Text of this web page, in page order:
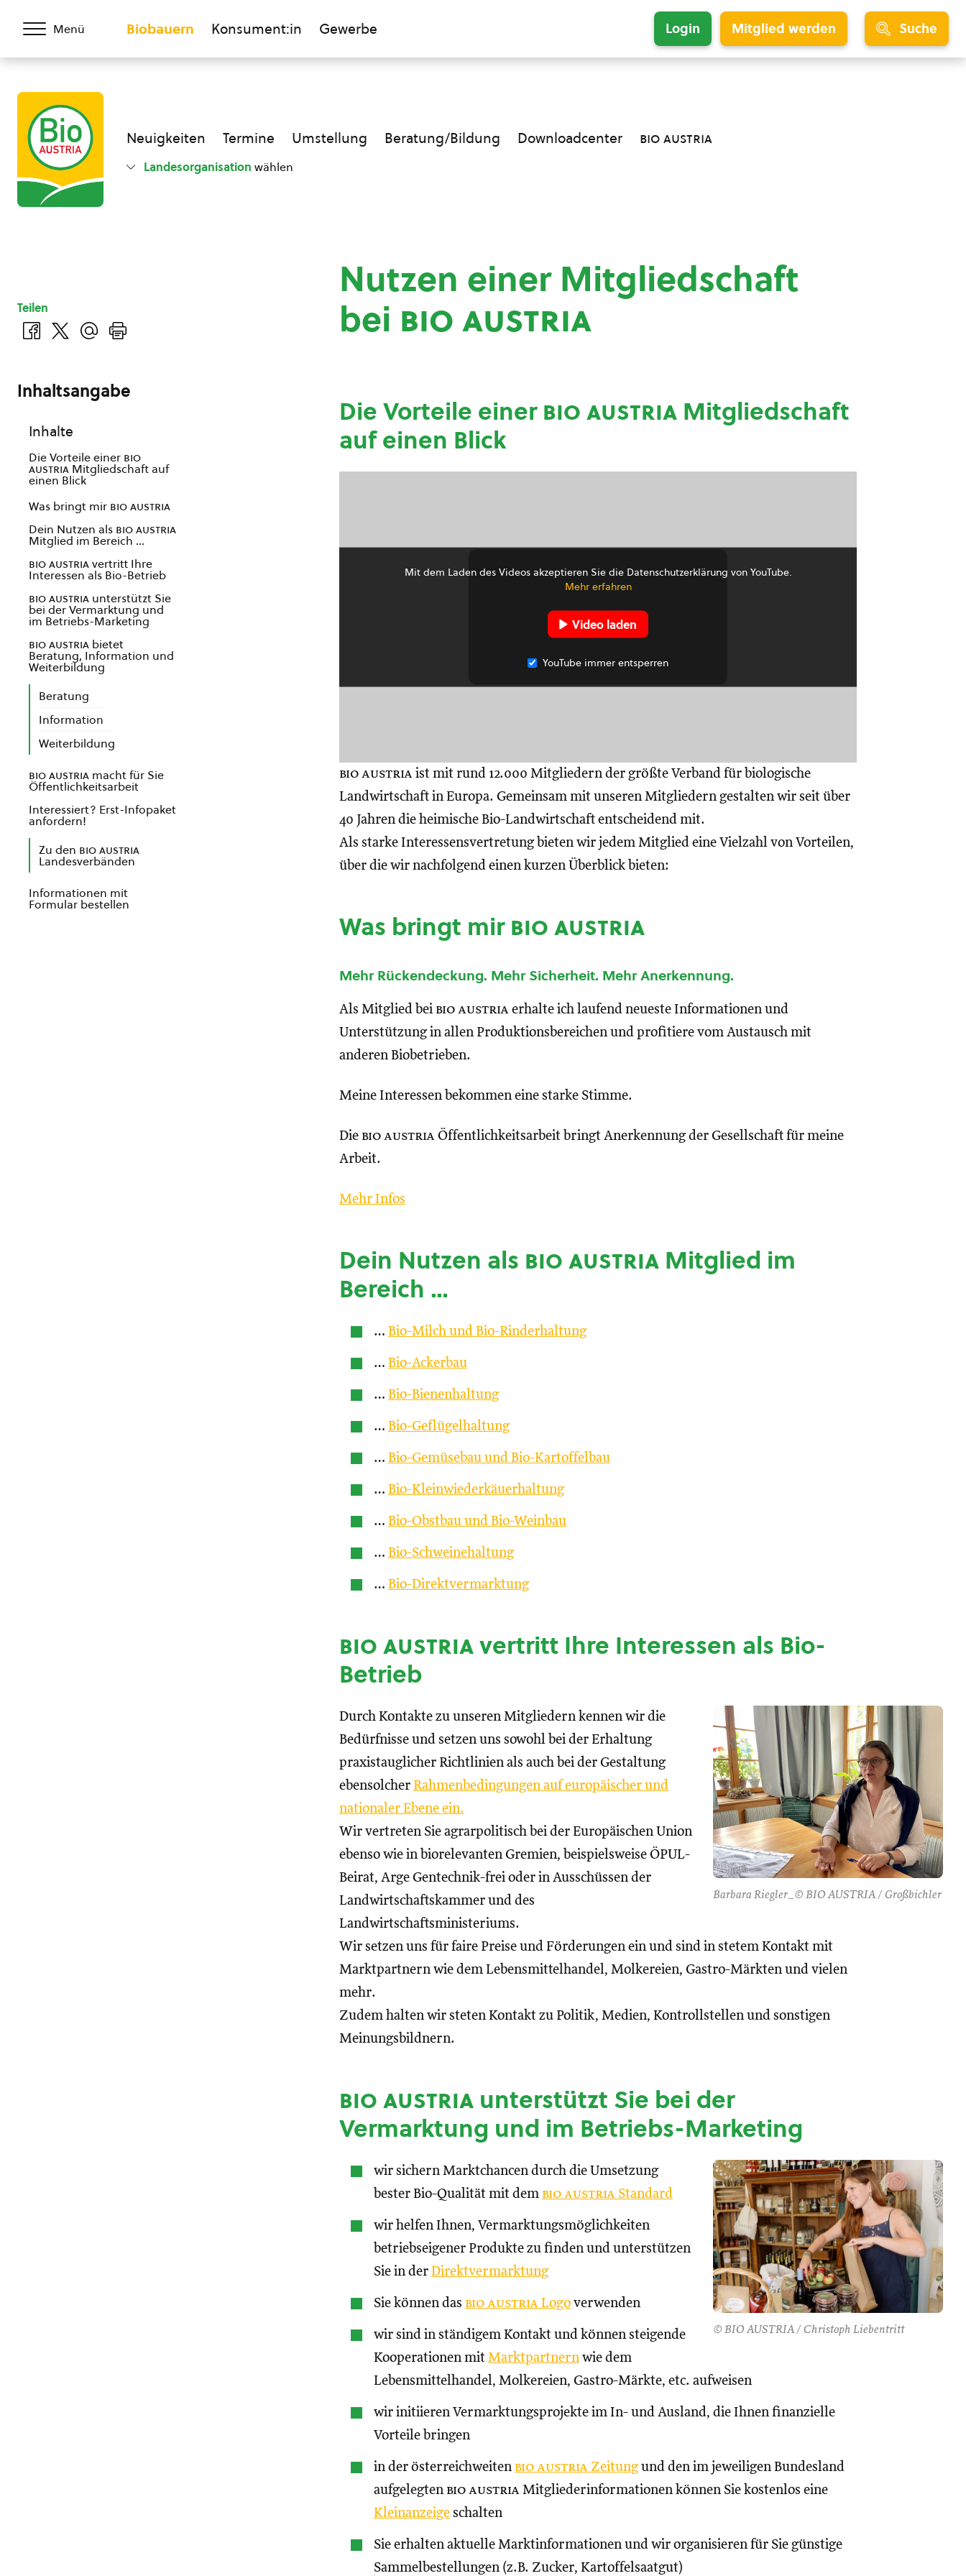
Menü Biobauern Konsument:in Gewerbe Login Mitglied werden Suche
Neuigkeiten Termine Umstellung Beratung/Bildung Downloadcenter bio austria
Landesorganisation wählen
Nutzen einer Mitgliedschaft
bei bio austria
Die Vorteile einerbio austria Mitgliedschaft
auf einen Blick
Mit dem Laden des Videos akzeptieren Sie die Datenschutzerklärung von YouTube.
Mehr erfahren
Video laden
YouTube immer entsperren
bio austria ist mit rund 12.000 Mitgliedern der größte Verband für biologische
Landwirtschaft in Europa. Gemeinsam mit unseren Mitgliedern gestalten wir seit über
40 Jahren die heimische Bio-Landwirtschaft entscheidend mit.
Als starke Interessensvertretung bieten wir jedem Mitglied eine Vielzahl von Vorteilen,
über die wir nachfolgend einen kurzen Überblick bieten:
Was bringt mirbio austria
Mehr Rückendeckung. Mehr Sicherheit. Mehr Anerkennung.
Als Mitglied bei bio austria erhalte ich laufend neueste Informationen und
Unterstützung in allen Produktionsbereichen und profitiere vom Austausch mit
anderen Biobetrieben.
Meine Interessen bekommen eine starke Stimme.
Die bio austria Öffentlichkeitsarbeit bringt Anerkennung der Gesellschaft für meine
Arbeit.
Mehr Infos
Dein Nutzen als bio austria Mitglied im
Bereich …
… Bio-Milch und Bio-Rinderhaltung
… Bio-Ackerbau
… Bio-Bienenhaltung
… Bio-Geflügelhaltung
… Bio-Gemüsebau und Bio-Kartoffelbau
… Bio-Kleinwiederkäuerhaltung
… Bio-Obstbau und Bio-Weinbau
… Bio-Schweinehaltung
… Bio-Direktvermarktung
bio austriavertritt Ihre Interessen als Bio-
Betrieb
Barbara Riegler_© BIO AUSTRIA / Großbichler
Durch Kontakte zu unseren Mitgliedern kennen wir die
Bedürfnisse und setzen uns sowohl bei der Erhaltung
praxistauglicher Richtlinien als auch bei der Gestaltung
ebensolcher Rahmenbedingungen auf europäischer und
nationaler Ebene ein.
Wir vertreten Sie agrarpolitisch bei der Europäischen Union
ebenso wie in biorelevanten Gremien, beispielsweise ÖPUL-
Beirat, Arge Gentechnik-frei oder in Ausschüssen der
Landwirtschaftskammer und des
Landwirtschaftsministeriums.
Wir setzen uns für faire Preise und Förderungen ein und sind in stetem Kontakt mit
Marktpartnern wie dem Lebensmittelhandel, Molkereien, Gastro-Märkten und vielen
mehr.
Zudem halten wir steten Kontakt zu Politik, Medien, Kontrollstellen und sonstigen
Meinungsbildnern.
bio austria unterstützt Sie bei der
Vermarktung und im Betriebs-Marketing
© BIO AUSTRIA / Christoph Liebentritt
wir sichern Marktchancen durch die Umsetzung
bester Bio-Qualität mit dem bio austria Standard
wir helfen Ihnen, Vermarktungsmöglichkeiten
betriebseigener Produkte zu finden und unterstützen
Sie in der Direktvermarktung
Sie können das bio austria Logo verwenden
wir sind in ständigem Kontakt und können steigende
Kooperationen mit Marktpartnernwie dem
Lebensmittelhandel, Molkereien, Gastro-Märkte, etc. aufweisen
wir initiieren Vermarktungsprojekte im In- und Ausland, die Ihnen finanzielle
Vorteile bringen
in der österreichweiten bio austria Zeitungund den im jeweiligen Bundesland
aufgelegten bio austria Mitgliederinformationen können Sie kostenlos eine
Kleinanzeige schalten
Sie erhalten aktuelle Marktinformationen und wir organisieren für Sie günstige
Sammelbestellungen (z.B. Zucker, Kartoffelsaatgut)
Teilen
Inhaltsangabe
Inhalte
Die Vorteile einer bio
austria Mitgliedschaft auf
einen Blick
Was bringt mir bio austria
Dein Nutzen als bio austria
Mitglied im Bereich …
bio austriavertritt Ihre
Interessen als Bio-Betrieb
bio austria unterstützt Sie
bei der Vermarktung und
im Betriebs-Marketing
bio austria bietet
Beratung, Information und
Weiterbildung
Beratung
Information
Weiterbildung
bio austria macht für Sie
Öffentlichkeitsarbeit
Interessiert? Erst-Infopaket
anfordern!
Zu den bio austria
Landesverbänden
Informationen mit
Formular bestellen